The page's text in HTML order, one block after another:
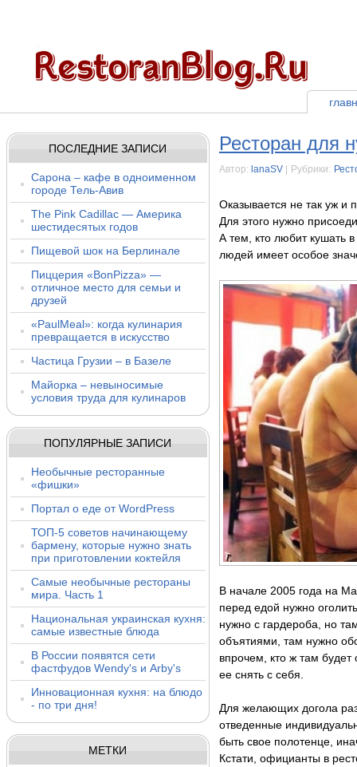
ПОСЛЕДНИЕ ЗАПИСИ
Сарона – кафе в одноименном
городе Тель-Авив
The Pink Cadillac — Америка
шестидесятых годов
Пищевой шок на Берлинале
Пиццерия «BonPizza» —
отличное место для семьи и
друзей
«PaulMeal»: когда кулинария
превращается в искусство
Частица Грузии – в Базеле
Майорка – невыносимые
условия труда для кулинаров
ПОПУЛЯРНЫЕ ЗАПИСИ
Необычные ресторанные
«фишки»
Портал о еде от WordPress
ТОП-5 советов начинающему
бармену, которые нужно знать
при приготовлении коктейля
Самые необычные рестораны
мира. Часть 1
Национальная украинская кухня:
самые известные блюда
В России появятся сети
фастфудов Wendy's и Arby's
Инновационная кухня: на блюдо
- по три дня!
МЕТКИ
Ресторан для
Автор: lanaSV Рубрики:
Оказывается не так уж и
Для этого нужно
А тем, кто любит кушать
людей имеет особое
В начале 2005 года на
перед едой нужно
нужно с гардероба, но
объятиями, там нужно
впрочем, кто ж там
ее снять с себя.
Для желающих догола
отведенные
быть свое полотенце,
Кстати, официанты в